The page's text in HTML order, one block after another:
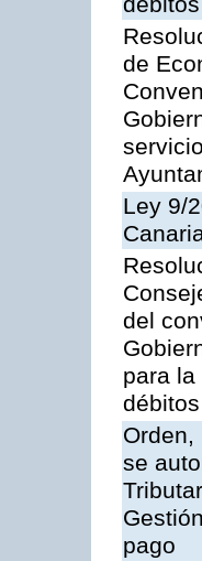
de
Ley 9/
del
para
se
pago